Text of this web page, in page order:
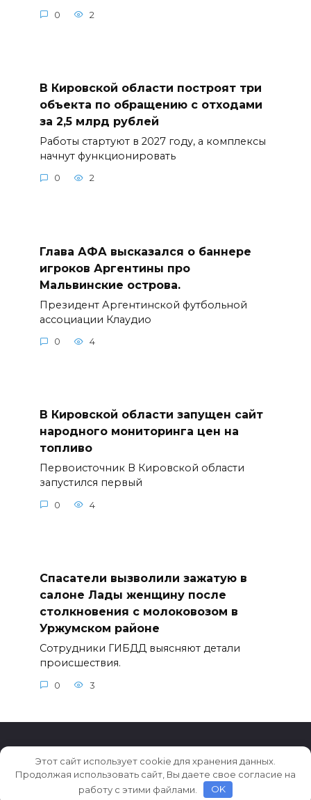
0 2
В Кировской области построят три
объекта по обращению с отходами
за 2,5 млрд рублей
Работы стартуют в 2027 году, а комплексы
начнут функционировать
0 2
Глава АФА высказался о баннере
игроков Аргентины про
Мальвинские острова.
Президент Аргентинской футбольной
ассоциации Клаудио
0 4
В Кировской области запущен сайт
народного мониторинга цен на
топливо
Первоисточник В Кировской области
запустился первый
0 4
Спасатели вызволили зажатую в
салоне Лады женщину после
столкновения с молоковозом в
Уржумском районе
Сотрудники ГИБДД выясняют детали
происшествия.
0 3
© 2026 Новости Кирова
Этот сайт использует cookie для хранения данных.
Продолжая использовать сайт, Вы даете свое согласие на
работу с этими файлами.
OK